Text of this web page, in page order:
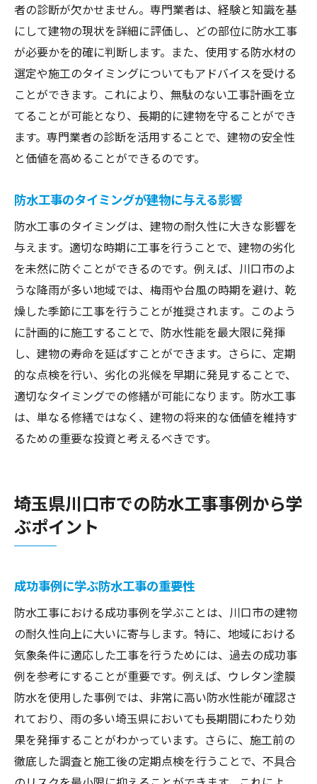
者の診断が欠かせません。専門業者は、経験と知識を基
にして建物の現状を詳細に評価し、どの部位に防水工事
が必要かを的確に判断します。また、使用する防水材の
選定や施工のタイミングについてもアドバイスを受ける
ことができます。これにより、無駄のない工事計画を立
てることが可能となり、長期的に建物を守ることができ
ます。専門業者の診断を活用することで、建物の安全性
と価値を高めることができるのです。
防水工事のタイミングが建物に与える影響
防水工事のタイミングは、建物の耐久性に大きな影響を
与えます。適切な時期に工事を行うことで、建物の劣化
を未然に防ぐことができるのです。例えば、川口市のよ
うな降雨が多い地域では、梅雨や台風の時期を避け、乾
燥した季節に工事を行うことが推奨されます。このよう
に計画的に施工することで、防水性能を最大限に発揮
し、建物の寿命を延ばすことができます。さらに、定期
的な点検を行い、劣化の兆候を早期に発見することで、
適切なタイミングでの修繕が可能になります。防水工事
は、単なる修繕ではなく、建物の将来的な価値を維持す
るための重要な投資と考えるべきです。
埼玉県川口市での防水工事事例から学
ぶポイント
成功事例に学ぶ防水工事の重要性
防水工事における成功事例を学ぶことは、川口市の建物
の耐久性向上に大いに寄与します。特に、地域における
気象条件に適応した工事を行うためには、過去の成功事
例を参考にすることが重要です。例えば、ウレタン塗膜
防水を使用した事例では、非常に高い防水性能が確認さ
れており、雨の多い埼玉県においても長期間にわたり効
果を発揮することがわかっています。さらに、施工前の
徹底した調査と施工後の定期点検を行うことで、不具合